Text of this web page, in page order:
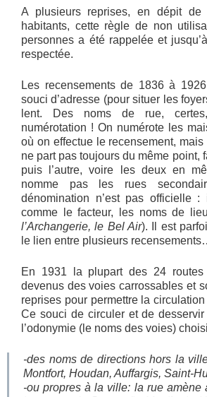
A plusieurs reprises, en dépit de
habitants, cette règle de non
personnes a été rappelée et
respectée.
Les recensements de 1836 à 1926
souci d’adresse (pour situer les
lent. Des noms de rue,
numérotation ! On numérote les
où on effectue le recensement, mais
ne part pas toujours du même point,
puis l’autre, voire les deux en
nomme pas les rues
dénomination n’est pas officielle :
comme le facteur, les noms de
l’Archangerie, le Bel Air). Il est
le lien entre plusieurs
En 1931 la plupart des 24
devenus des voies carrossables et
reprises pour permettre la
Ce souci de circuler et de
l’odonymie (le noms des voies)
-des noms de directions hors la
Montfort, Houdan, Auffargis, Saint-
-ou propres à la ville: la rue amène